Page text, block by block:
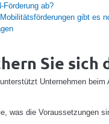
Förderung ab?
gibt es
Sie
Unternehmen
was die Voraussetzungen